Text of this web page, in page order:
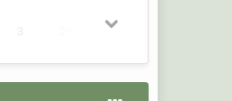
3